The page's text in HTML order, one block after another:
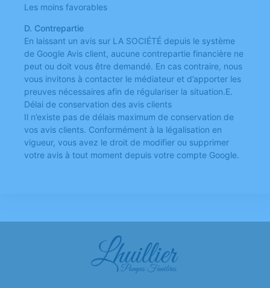
Les moins favorables
D. Contrepartie
En laissant un avis sur LA SOCIÉTÉ depuis le système
de Google Avis client, aucune contrepartie financière ne
peut ou doit vous être demandé. En cas contraire, nous
vous invitons à contacter le médiateur et d’apporter les
preuves nécessaires afin de régulariser la situation.E.
Délai de conservation des avis clients
Il n’existe pas de délais maximum de conservation de
vos avis clients. Conformément à la légalisation en
vigueur, vous avez le droit de modifier ou supprimer
votre avis à tout moment depuis votre compte Google.